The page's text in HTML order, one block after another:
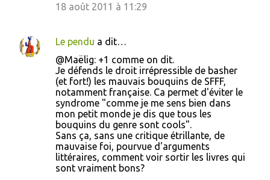
18 août 2011 à 11:29
Le pendu a dit…
@Maëlig: +1 comme on dit.
Je défends le droit irrépressible de basher
(et fort!) les mauvais bouquins de SFFF,
notamment française. Ca permet d'éviter le
syndrome "comme je me sens bien dans
mon petit monde je dis que tous les
bouquins du genre sont cools".
Sans ça, sans une critique étrillante, de
mauvaise foi, pourvue d'arguments
littéraires, comment voir sortir les livres qui
sont vraiment bons?